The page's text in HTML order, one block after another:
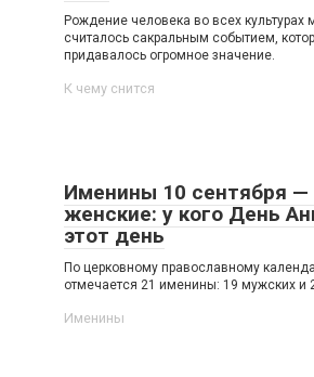
Рождение человека во всех культурах
считалось сакральным событием,
придавалось огромное значение.
К чему снится
Именины 10 сентября
женские: у кого День
этот день
По церковному православному
отмечается 21 именины: 19 мужских и
Именины